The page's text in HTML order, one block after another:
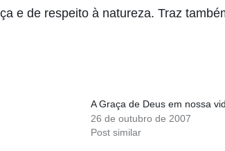
e de respeito à natureza. Traz
A Graça de Deus em nossa
26 de outubro de 2007
Post similar